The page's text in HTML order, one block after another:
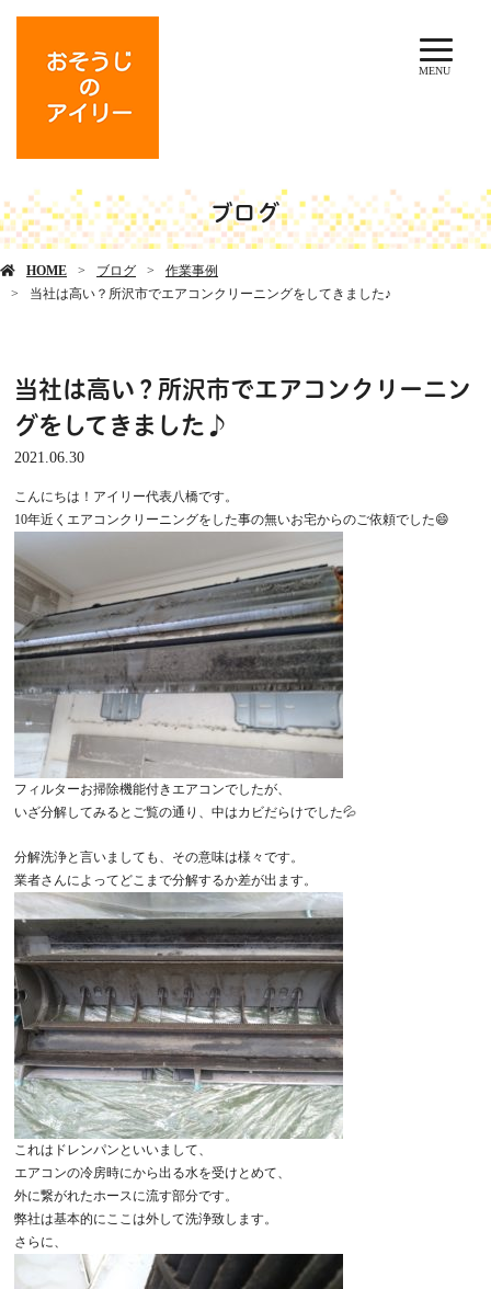
MENU
ブログ
HOME ブログ
作業事例
当社は高い？所沢市でエアコンクリーニングをしてきました♪
当社は高い？所沢市でエアコンクリーニン
グをしてきました♪
2021.06.30
こんにちは！アイリー代表八橋です。
10年近くエアコンクリーニングをした事の無いお宅からのご依頼でした😄
フィルターお掃除機能付きエアコンでしたが、
いざ分解してみるとご覧の通り、中はカビだらけでした💦
分解洗浄と言いましても、その意味は様々です。
業者さんによってどこまで分解するか差が出ます。
これはドレンパンといいまして、
エアコンの冷房時にから出る水を受けとめて、
外に繋がれたホースに流す部分です。
弊社は基本的にここは外して洗浄致します。
さらに、